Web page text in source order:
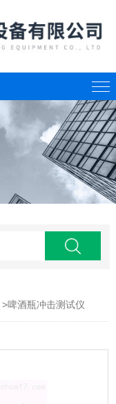
>啤酒瓶冲击测试仪